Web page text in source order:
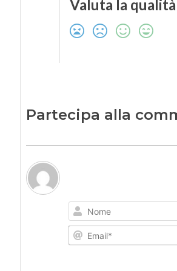
Valuta la
Partecipa alla